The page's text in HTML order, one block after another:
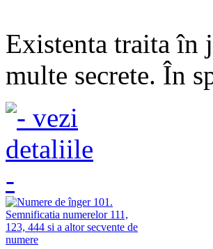
Existenta traita în
multe secrete. În